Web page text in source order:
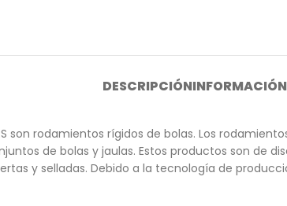
DESCRIPCIÓN
son rodamientos rígidos de bolas. Los
de bolas y jaulas. Estos productos son de
y selladas. Debido a la tecnología de